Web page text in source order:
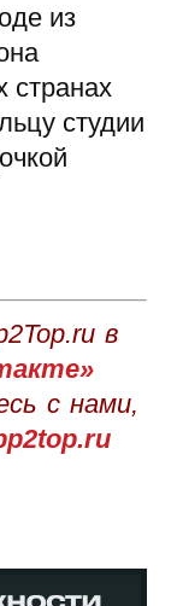
из
странах
студии
в
с нами,